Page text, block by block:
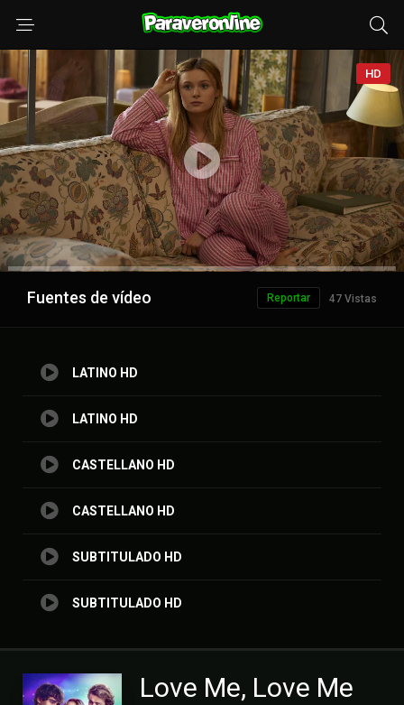
HD
Anuncio
Fuentes de vídeo 47 Vistas
Reportar
LATINO HD
LATINO HD
CASTELLANO HD
CASTELLANO HD
SUBTITULADO HD
SUBTITULADO HD
Love Me, Love Me